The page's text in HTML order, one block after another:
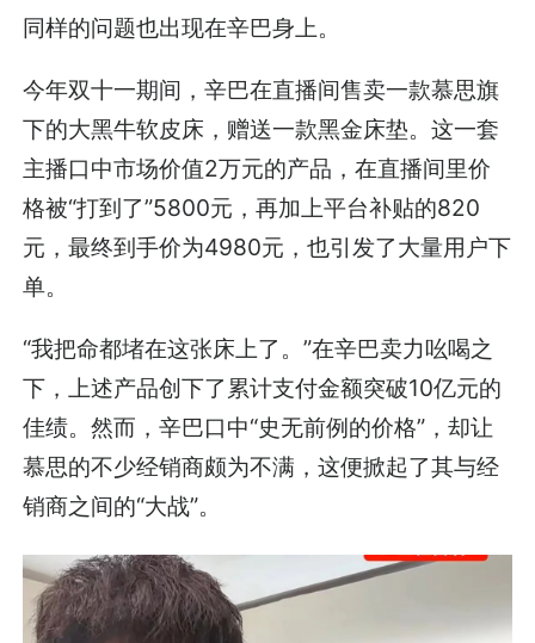
同样的问题也出现在辛巴身上。
今年双十一期间，辛巴在直播间售卖一款慕思旗
下的大黑牛软皮床，赠送一款黑金床垫。这一套
主播口中市场价值2万元的产品，在直播间里价
格被“打到了”5800元，再加上平台补贴的820
元，最终到手价为4980元，也引发了大量用户下
单。
“我把命都堵在这张床上了。”在辛巴卖力吆喝之
下，上述产品创下了累计支付金额突破10亿元的
佳绩。然而，辛巴口中“史无前例的价格”，却让
慕思的不少经销商颇为不满，这便掀起了其与经
销商之间的“大战”。